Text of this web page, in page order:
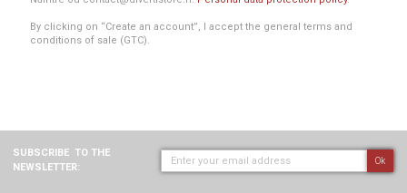
By clicking on “Create an account”, I accept the general terms and
conditions of sale (GTC).
SUBSCRIBE TO THE
NEWSLETTER:
Ok